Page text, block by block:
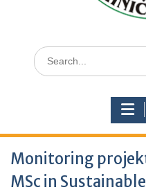
Search
for:
Monitoring
MSc in